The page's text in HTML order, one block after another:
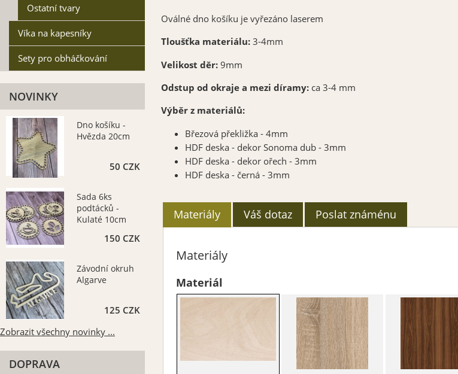
Oválné dno košíku je vyřezáno laserem
Tloušťka materiálu:3-4mm
Velikost děr:9mm
Odstup od okraje a mezi díramy:ca 3-4 mm
Výběr z materiálů:
Březová překližka - 4mm
HDF deska - dekor Sonoma dub - 3mm
HDF deska - dekor ořech - 3mm
HDF deska - černá - 3mm
Materiály Váš dotaz Poslat známénu
Materiály
Materiál
Ostatní tvary
Víka na kapesníky
Sety pro obháčkování
NOVINKY
Dno košíku -
Hvězda 20cm
50 CZK
Sada 6ks
podtácků -
Kulaté 10cm
150 CZK
Závodní okruh
Algarve
125 CZK
Zobrazit všechny novinky ...
DOPRAVA